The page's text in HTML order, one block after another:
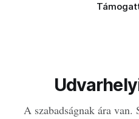
A szabadságnak ára